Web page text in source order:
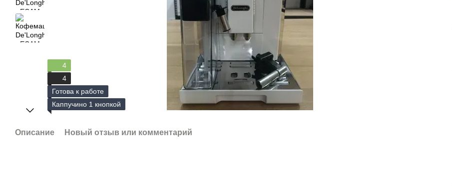
4
4
Готова к работе
Каппучино 1 кнопкой
Описание Новый отзыв или комментарий